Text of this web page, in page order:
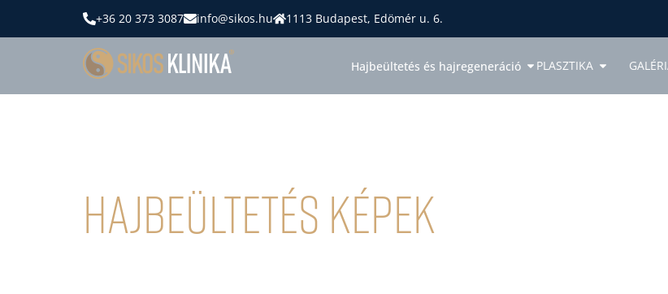
+36 20 373 3087 info@sikos.hu 1113 Budapest, Edömér u. 6.
Hajbeültetés és hajregeneráció PLASZTIKA
Hajbeültetés Képek